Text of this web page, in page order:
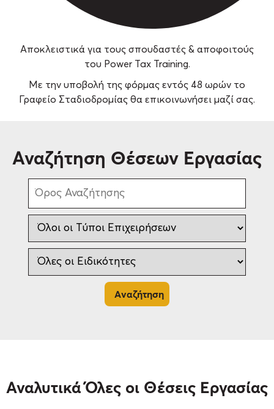
Αποκλειστικά για τους σπουδαστές & αποφοιτούς
του Power Tax Training.
Με την υποβολή της φόρμας εντός 48 ωρών το
Γραφείο Σταδιοδρομίας θα επικοινωνήσει μαζί σας.
Αναζήτηση Θέσεων Εργασίας
Αναλυτικά Όλες οι Θέσεις Εργασίας